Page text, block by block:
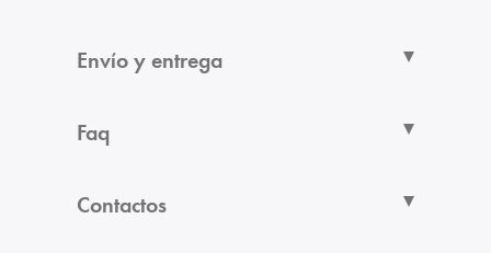
Envío y entrega
Faq
Contactos